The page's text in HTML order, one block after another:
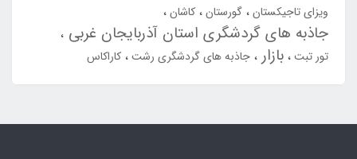
ویزای تاجیکستان گورستان کاشان
جاذبه های گردشگری استان آذربایجان غربی
تور تبت بازار جاذبه های گردشگری رشت کاراکاس